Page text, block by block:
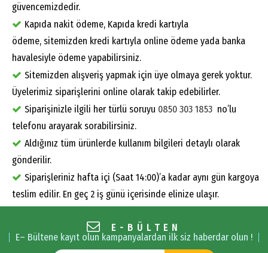
güvencemizdedir.
Kapıda nakit ödeme, Kapıda kredi kartıyla
ödeme, sitemizden kredi kartıyla online ödeme yada banka
havalesiyle ödeme yapabilirsiniz.
Sitemizden alışveriş yapmak için üye olmaya gerek yoktur.
Üyelerimiz siparişlerini online olarak takip edebilirler.
Siparişinizle ilgili her türlü soruyu 0850 303 1853 no’lu
telefonu arayarak sorabilirsiniz.
Aldığınız tüm ürünlerde kullanım bilgileri detaylı olarak
gönderilir.
Siparişleriniz hafta içi (Saat 14:00)’a kadar aynı gün kargoya
teslim edilir. En geç 2 iş günü içerisinde elinize ulaşır.
E-BÜLTEN
E– Bültene kayıt olun kampanyalardan ilk siz haberdar olun !